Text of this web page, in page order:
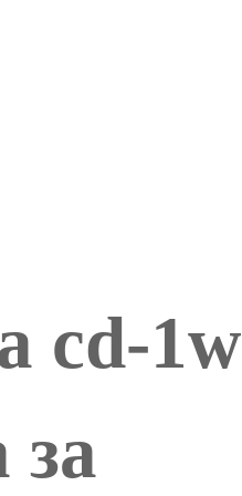
cd-1w
за